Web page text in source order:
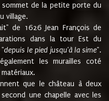
de la petite porte du
village.
de 1626 Jean François de
dans la tour Est du
depuis le pied jusqu'à la sime".
les murailles coté
que le château à deux
une chapelle avec les